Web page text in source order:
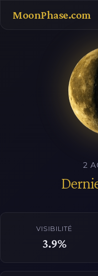
MoonPhase.com
2
VISIBILITÉ
3.9%